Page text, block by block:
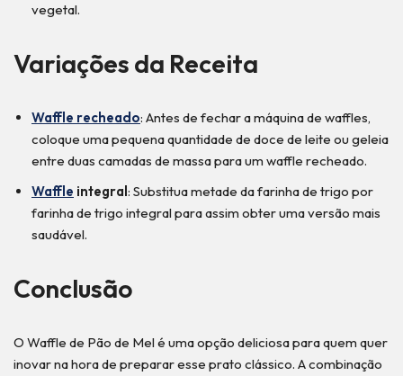
vegetal.
Variações da Receita
Waffle recheado: Antes de fechar a máquina de waffles,
coloque uma pequena quantidade de doce de leite ou geleia
entre duas camadas de massa para um waffle recheado.
Waffle integral : Substitua metade da farinha de trigo por
farinha de trigo integral para assim obter uma versão mais
saudável.
Conclusão
O Waffle de Pão de Mel é uma opção deliciosa para quem quer
inovar na hora de preparar esse prato clássico. A combinação